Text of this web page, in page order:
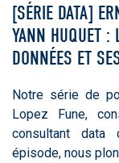
[SÉRIE DATA]
YANN HUQUET :
DONNÉES ET
Notre série de
Lopez Fune,
consultant data
épisode, nous